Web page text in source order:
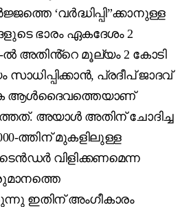
‘വർദ്ധിപ്പി”ക്കാനുള്ള
ഭാരം ഏകദേശം 2
ൽ അതിൻ്റെ മൂല്യം 2 കോടി
പ്രദീപ് ജാദവ്
ആൾദൈവത്തെയാണ്
അയാൾ അതിന് ചോദിച്ച
ത്തിന് മുകളിലുള്ള
വിളിക്കണമെന്ന
ഇതിന് അംഗീകാരം